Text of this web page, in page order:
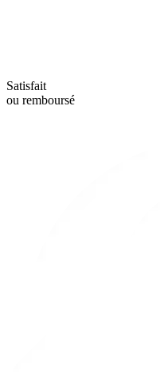
Satisfait
ou remboursé